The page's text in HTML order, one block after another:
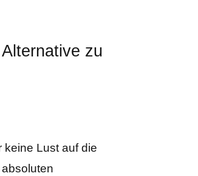
zu
keine Lust auf die